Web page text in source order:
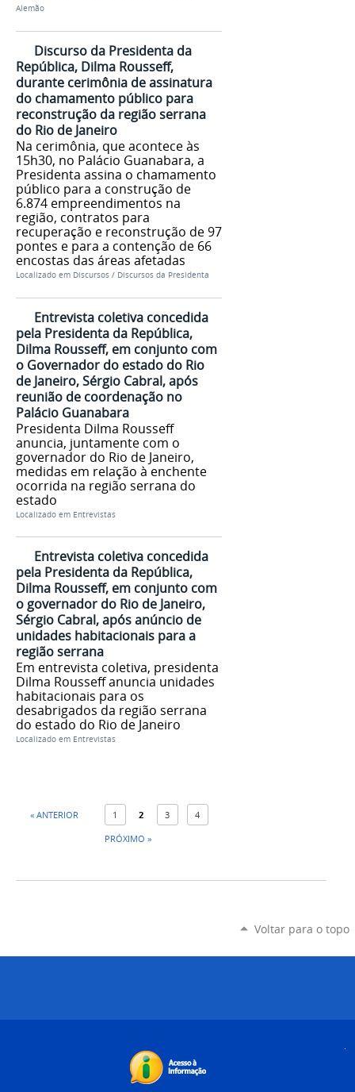
Alemão
Discurso da Presidenta da
República, Dilma Rousseff,
durante cerimônia de assinatura
do chamamento público para
reconstrução da região serrana
do Rio de Janeiro
Na cerimônia, que acontece às
15h30, no Palácio Guanabara, a
Presidenta assina o chamamento
público para a construção de
6.874 empreendimentos na
região, contratos para
recuperação e reconstrução de 97
pontes e para a contenção de 66
encostas das áreas afetadas
Localizado em Discursos / Discursos da Presidenta
Entrevista coletiva concedida
pela Presidenta da República,
Dilma Rousseff, em conjunto com
o Governador do estado do Rio
de Janeiro, Sérgio Cabral, após
reunião de coordenação no
Palácio Guanabara
Presidenta Dilma Rousseff
anuncia, juntamente com o
governador do Rio de Janeiro,
medidas em relação à enchente
ocorrida na região serrana do
estado
Localizado em Entrevistas
Entrevista coletiva concedida
pela Presidenta da República,
Dilma Rousseff, em conjunto com
o governador do Rio de Janeiro,
Sérgio Cabral, após anúncio de
unidades habitacionais para a
região serrana
Em entrevista coletiva, presidenta
Dilma Rousseff anuncia unidades
habitacionais para os
desabrigados da região serrana
do estado do Rio de Janeiro
Localizado em Entrevistas
« ANTERIOR 1 2 3
4
PRÓXIMO »
Voltar para o topo